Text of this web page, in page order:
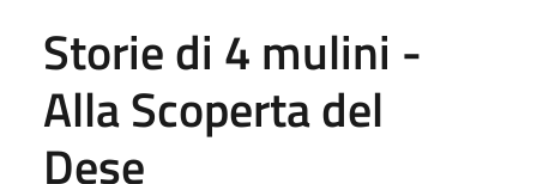
Storie di 4 mulini -
Alla Scoperta del
Dese